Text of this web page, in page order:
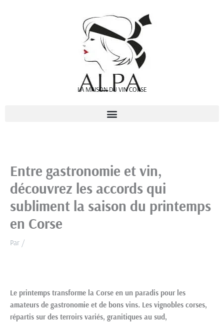
LA MAISON DU VIN CORSE
Entre gastronomie et vin,
découvrez les accords qui
subliment la saison du printemps
en Corse
Par /
Le printemps transforme la Corse en un paradis pour les
amateurs de gastronomie et de bons vins. Les vignobles corses,
répartis sur des terroirs variés, granitiques au sud,